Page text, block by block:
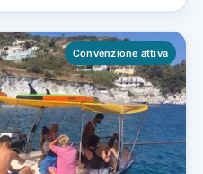
Convenzione attiva